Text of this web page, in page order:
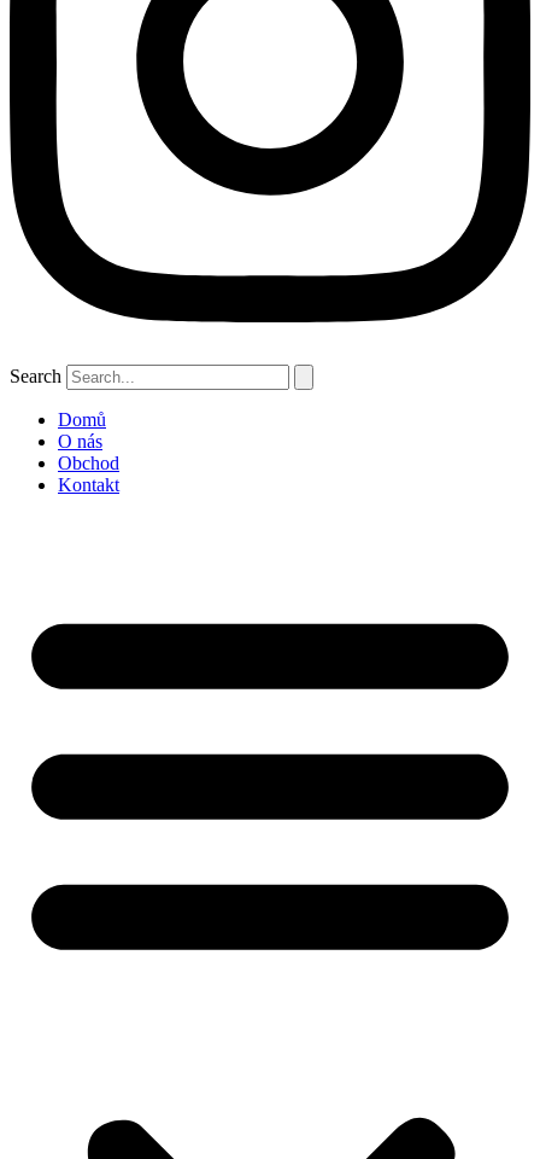
Search
Domů
O nás
Obchod
Kontakt